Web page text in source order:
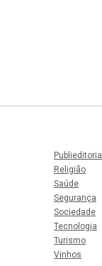
Publieditorial
Religião
Saúde
Segurança
Sociedade
Tecnologia
Turismo
Vinhos